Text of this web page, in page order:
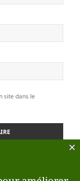
site dans le